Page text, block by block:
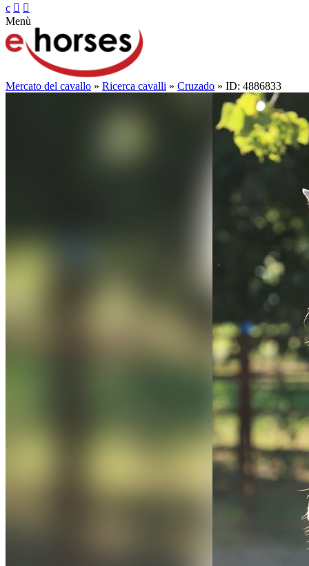
c  
Menù
Mercato del cavallo » Ricerca cavalli » Cruzado » ID: 4886833